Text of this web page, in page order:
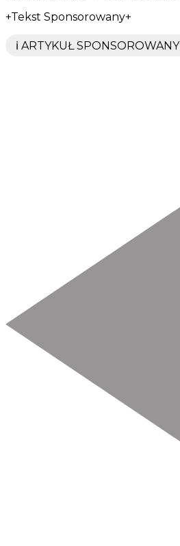
+Tekst Sponsorowany+
ℹ️ ARTYKUŁ SPONSOROWANY